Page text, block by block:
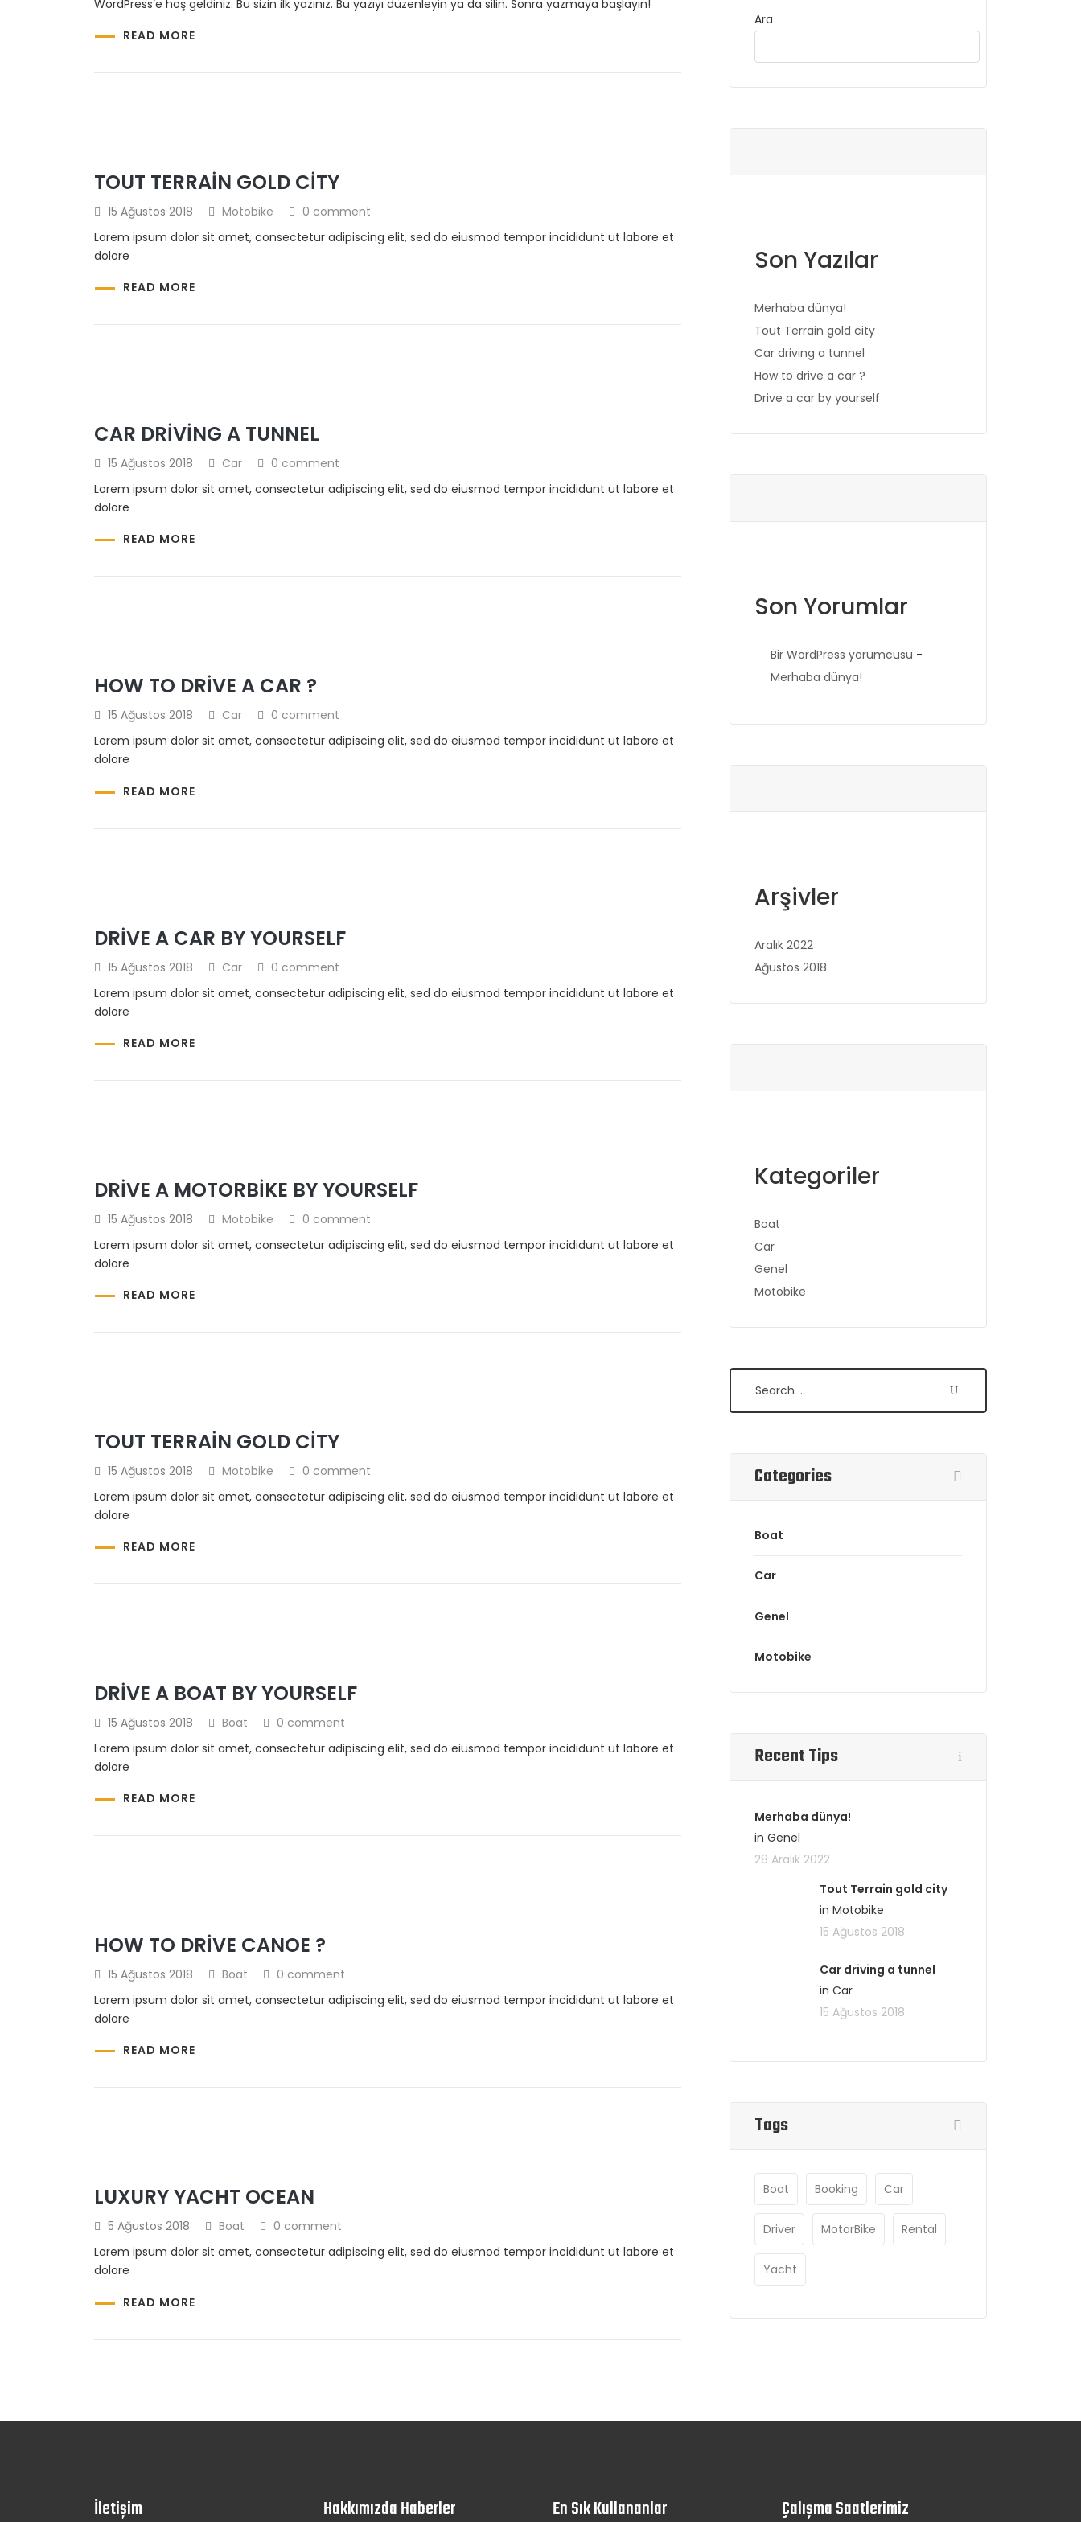
WordPress’e hoş geldiniz. Bu sizin ilk yazınız. Bu yazıyı düzenleyin ya da silin. Sonra yazmaya başlayın!
READ MORE
TOUT TERRAIN GOLD CITY
15 Ağustos 2018 Motobike
0 comment
Lorem ipsum dolor sit amet, consectetur adipiscing elit, sed do eiusmod tempor incididunt ut labore et
dolore
READ MORE
CAR DRIVING A TUNNEL
15 Ağustos 2018 Car
0 comment
Lorem ipsum dolor sit amet, consectetur adipiscing elit, sed do eiusmod tempor incididunt ut labore et
dolore
READ MORE
HOW TO DRIVE A CAR ?
15 Ağustos 2018 Car
0 comment
Lorem ipsum dolor sit amet, consectetur adipiscing elit, sed do eiusmod tempor incididunt ut labore et
dolore
READ MORE
DRIVE A CAR BY YOURSELF
15 Ağustos 2018 Car
0 comment
Lorem ipsum dolor sit amet, consectetur adipiscing elit, sed do eiusmod tempor incididunt ut labore et
dolore
READ MORE
DRIVE A MOTORBIKE BY YOURSELF
15 Ağustos 2018 Motobike
0 comment
Lorem ipsum dolor sit amet, consectetur adipiscing elit, sed do eiusmod tempor incididunt ut labore et
dolore
READ MORE
TOUT TERRAIN GOLD CITY
15 Ağustos 2018 Motobike
0 comment
Lorem ipsum dolor sit amet, consectetur adipiscing elit, sed do eiusmod tempor incididunt ut labore et
dolore
READ MORE
DRIVE A BOAT BY YOURSELF
15 Ağustos 2018 Boat
0 comment
Lorem ipsum dolor sit amet, consectetur adipiscing elit, sed do eiusmod tempor incididunt ut labore et
dolore
READ MORE
HOW TO DRIVE CANOE ?
15 Ağustos 2018 Boat
0 comment
Lorem ipsum dolor sit amet, consectetur adipiscing elit, sed do eiusmod tempor incididunt ut labore et
dolore
READ MORE
LUXURY YACHT OCEAN
5 Ağustos 2018 Boat
0 comment
Lorem ipsum dolor sit amet, consectetur adipiscing elit, sed do eiusmod tempor incididunt ut labore et
dolore
READ MORE
Ara
Son Yazılar
Merhaba dünya!
Tout Terrain gold city
Car driving a tunnel
How to drive a car ?
Drive a car by yourself
Son Yorumlar
Bir WordPress yorumcusu -
Merhaba dünya!
Arşivler
Aralık 2022
Ağustos 2018
Kategoriler
Boat
Car
Genel
Motobike
Categories
Boat
Car
Genel
Motobike
Recent Tips
Merhaba dünya!
in Genel
28 Aralık 2022
Tout Terrain gold city
in Motobike
15 Ağustos 2018
Car driving a tunnel
in Car
15 Ağustos 2018
Tags
Boat Booking Car
Driver MotorBike Rental
Yacht
İletişim Hakkımızda Haberler En Sık Kullananlar Çalışma Saatlerimiz